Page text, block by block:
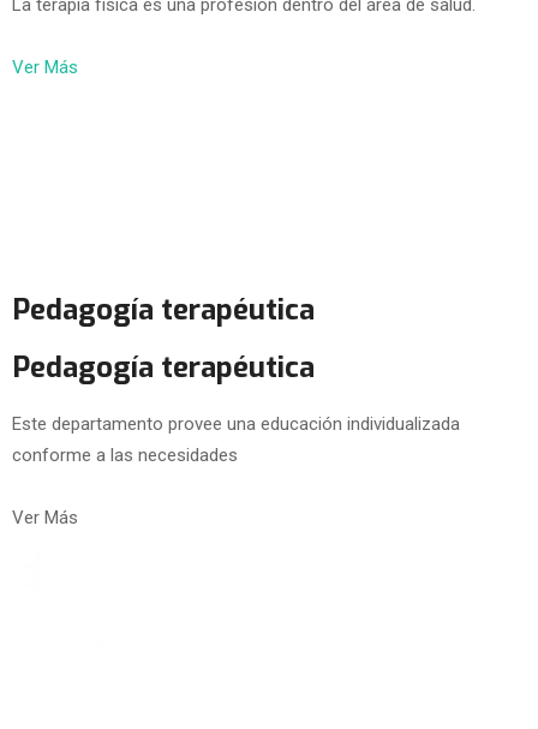
La terapia física es una profesión dentro del área de salud.
Ver Más
Pedagogía terapéutica
Pedagogía terapéutica
Este departamento provee una educación individualizada
conforme a las necesidades
Ver Más